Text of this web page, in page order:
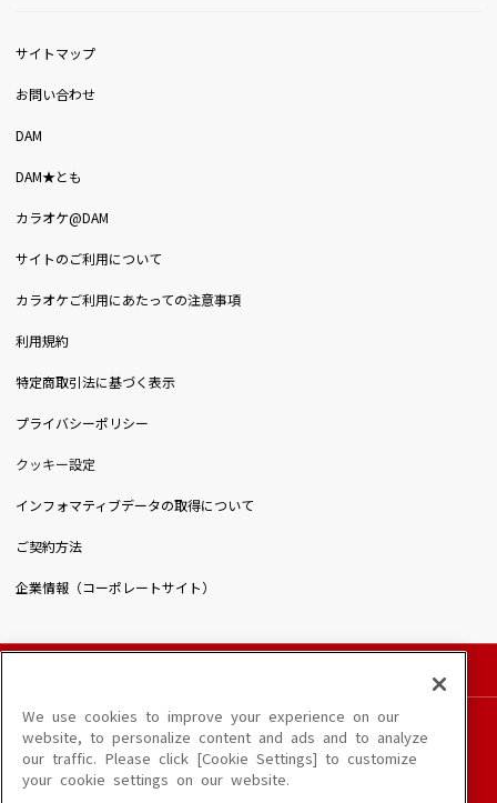
サイトマップ
お問い合わせ
DAM
DAM★とも
カラオケ@DAM
サイトのご利用について
カラオケご利用にあたっての注意事項
利用規約
特定商取引法に基づく表示
プライバシーポリシー
クッキー設定
インフォマティブデータの取得について
ご契約方法
企業情報（コーポレートサイト）
このサイトに掲載されている一切の文章・画像・写真・動画・音声等を、手段や形態を
問わず、著作権法の定める範囲を超えて無断で複製、転載、ファイル化などすることを
禁じます。
楽曲及びコンテンツは、端末や配信状況によりご利用いただけない場合があります。
楽曲によりMYリスト保存ができない場合があります。
We use cookies to improve your experience on our
website, to personalize content and ads and to analyze
our traffic. Please click [Cookie Settings] to customize
your cookie settings on our website.